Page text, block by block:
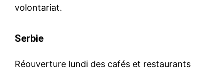
volontariat.
Serbie
Réouverture lundi des cafés et restaurants